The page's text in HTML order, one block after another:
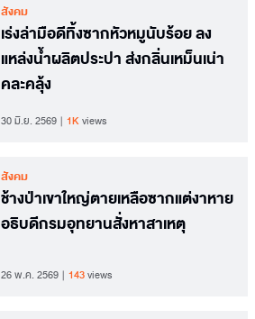
สังคม
เร่งล่ามือดีทิ้งซากหัวหมูนับร้อย ลง
แหล่งน้ำผลิตประปา ส่งกลิ่นเหม็นเน่า
คละคลุ้ง
30 มิ.ย. 2569 1Kviews
สังคม
ช้างป่าเขาใหญ่ตายเหลือซากแต่งาหาย
อธิบดีกรมอุทยานสั่งหาสาเหตุ
26 พ.ค. 2569 143views